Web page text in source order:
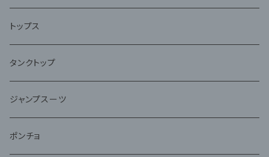
トップス
タンクトップ
ジャンプスーツ
ポンチョ